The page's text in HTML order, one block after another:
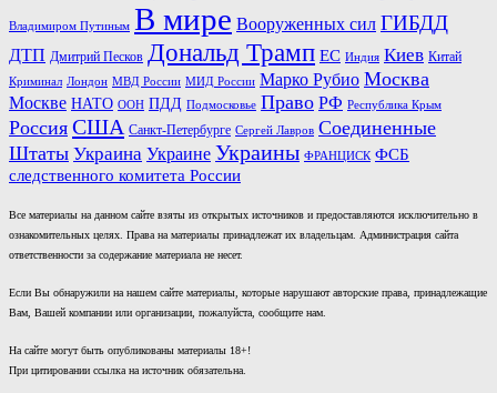
Владимиром Путиным В мире Вооруженных сил ГИБДД
ДТП Дмитрий Песков Дональд Трамп ЕС Индия Киев Китай
Криминал Лондон МВД России МИД России Марко Рубио Москва
Москве НАТО ООН ПДД Подмосковье Право РФ Республика Крым
Россия США Санкт-Петербурге Сергей Лавров Соединенные
Штаты Украина Украине Украины ФРАНЦИСК ФСБ
следственного комитета России
Все материалы на данном сайте взяты из открытых источников и предоставляются исключительно в
ознакомительных целях. Права на материалы принадлежат их владельцам. Администрация сайта
ответственности за содержание материала не несет.
Если Вы обнаружили на нашем сайте материалы, которые нарушают авторские права, принадлежащие
Вам, Вашей компании или организации, пожалуйста, сообщите нам.
На сайте могут быть опубликованы материалы 18+!
При цитировании ссылка на источник обязательна.